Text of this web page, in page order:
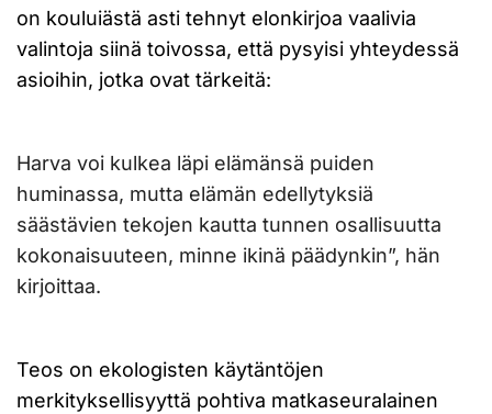
on kouluiästä asti tehnyt elonkirjoa vaalivia
valintoja siinä toivossa, että pysyisi yhteydessä
asioihin, jotka ovat tärkeitä:
Harva voi kulkea läpi elämänsä puiden
huminassa, mutta elämän edellytyksiä
säästävien tekojen kautta tunnen osallisuutta
kokonaisuuteen, minne ikinä päädynkin”, hän
kirjoittaa.
Teos on ekologisten käytäntöjen
merkityksellisyyttä pohtiva matkaseuralainen